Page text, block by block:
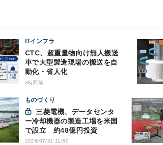
ITインフラ
CTC、超重量物向け無人搬送
車で大型製造現場の搬送を自
動化・省人化
3時間前
ものづくり
三菱電機、データセンタ
ー冷却機器の製造工場を米国
で設立 約48億円投資
2026/07/31 11:50